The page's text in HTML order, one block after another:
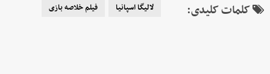
کلمات کلیدی: لالیگا اسپانیا فیلم خلاصه بازی